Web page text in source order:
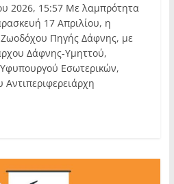
2026, 15:57 Με λαμπρότητα
17 Απριλίου, η
Πηγής Δάφνης, με
Δάφνης-Υμηττού,
Εσωτερικών,